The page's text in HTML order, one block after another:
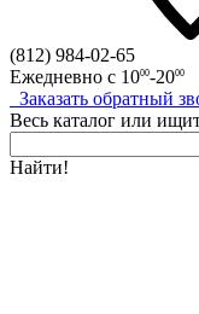
(812) 984-02-65
Ежедневно с 1000-2000
Заказать обратный
Весь каталог или
Найти!